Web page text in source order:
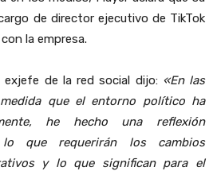
de director ejecutivo de TikTok
la empresa.
exjefe de la red social dijo: «En las
que el entorno político ha
he hecho una reflexión
lo que requerirán los cambios
y lo que significan para el